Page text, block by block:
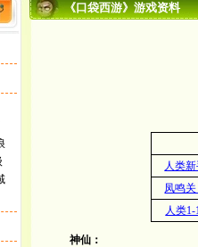
《口袋西游》游戏资料
人类
凤鸣
人类
神仙：